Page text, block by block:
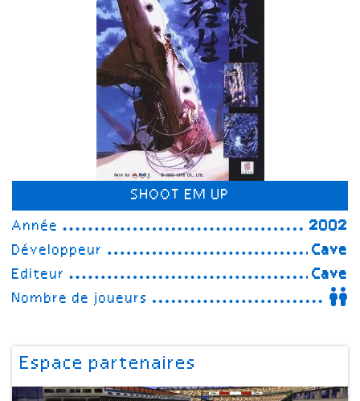
SHOOT EM UP
Année
2002
Développeur
Cave
Editeur
Cave
Nombre de joueurs
Espace partenaires